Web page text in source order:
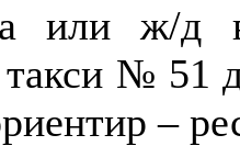
или ж/д
№ 51
–